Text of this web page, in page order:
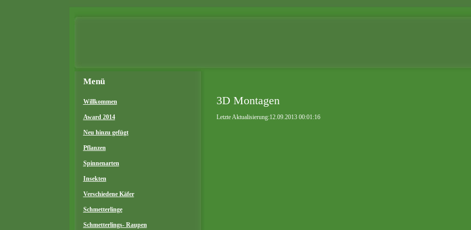
Menü
Willkommen
Award 2014
Neu hinzu gefügt
Pflanzen
Spinnenarten
Insekten
Verschiedene Käfer
Schmetterlinge
Schmetterlings- Raupen
3D Montagen
Letzte Aktualisierung:12.09.2013 00:01:16